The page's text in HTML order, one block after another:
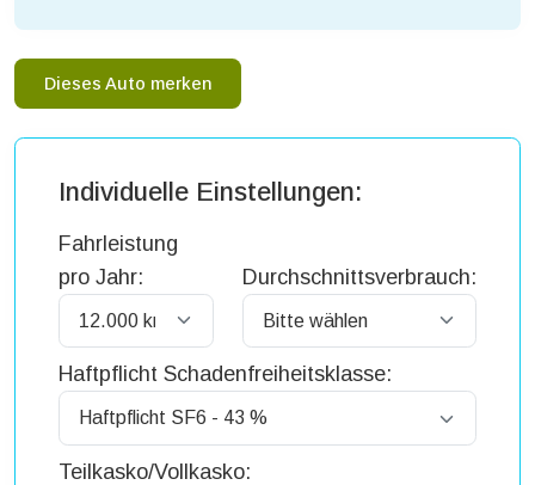
Dieses Auto merken
Individuelle Einstellungen:
Fahrleistung
pro Jahr:
Durchschnittsverbrauch:
Haftpflicht Schadenfreiheitsklasse:
Teilkasko/Vollkasko: